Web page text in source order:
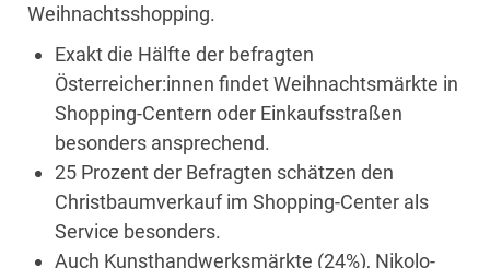
Weihnachtsshopping.
Exakt die Hälfte der befragten
Österreicher:innen findet Weihnachtsmärkte in
Shopping-Centern oder Einkaufsstraßen
besonders ansprechend.
25 Prozent der Befragten schätzen den
Christbaumverkauf im Shopping-Center als
Service besonders.
Auch Kunsthandwerksmärkte (24%), Nikolo-